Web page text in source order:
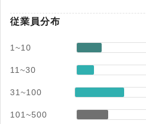
従業員分布
1~10
11~30
31~100
101~500